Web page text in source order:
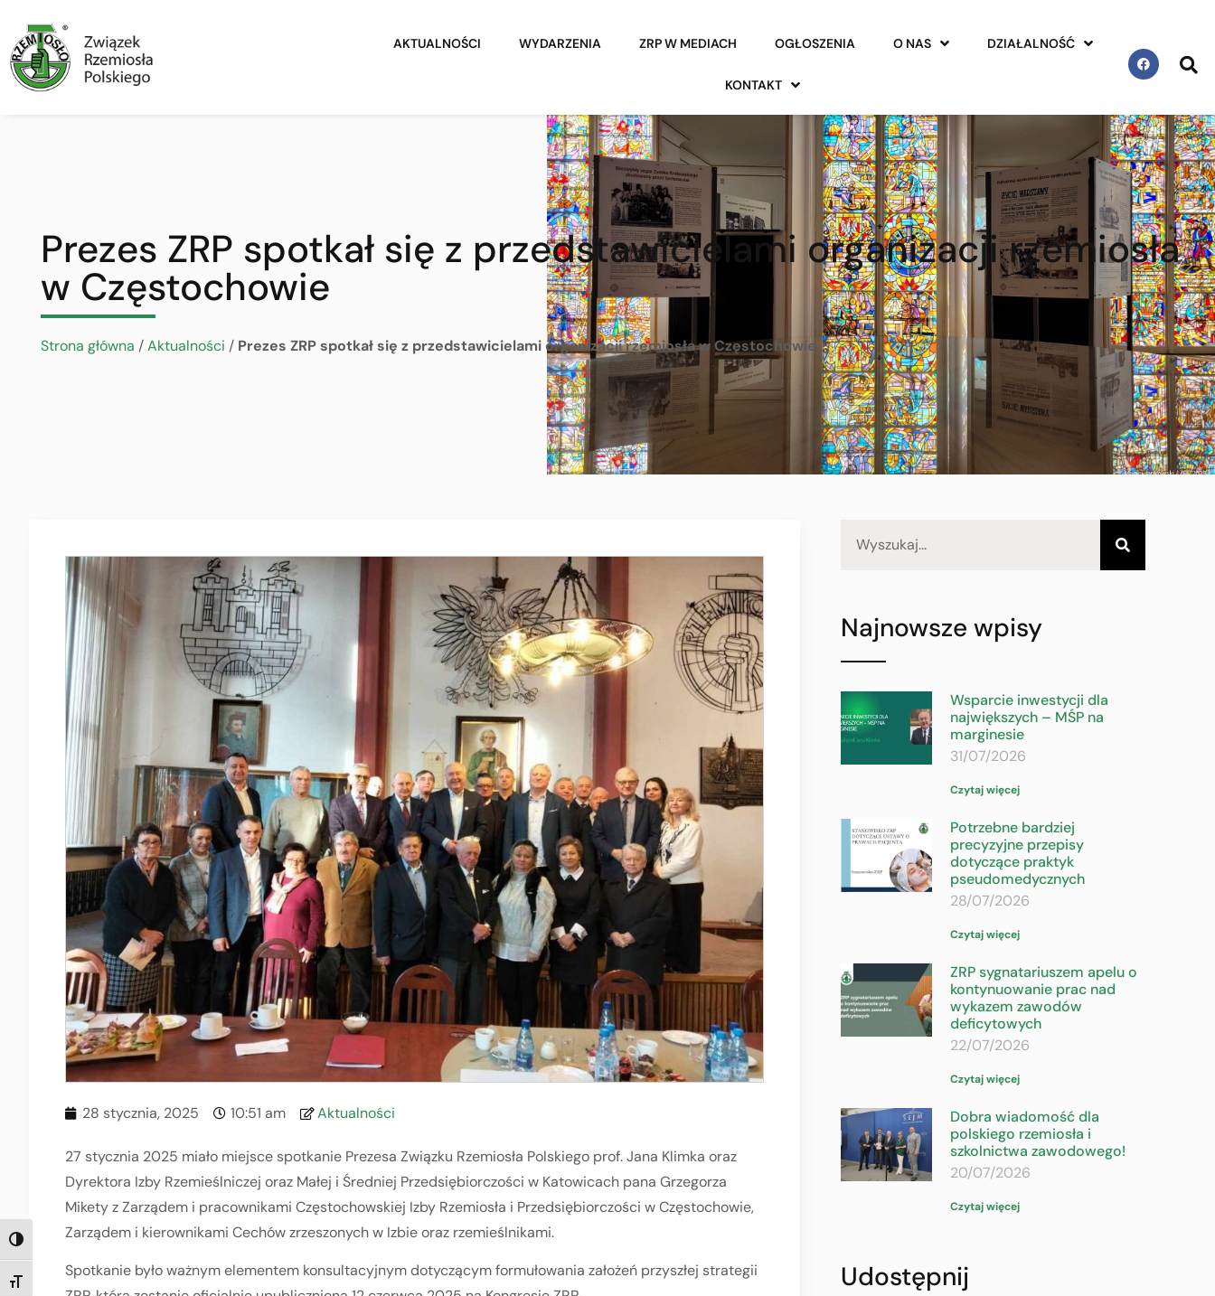
TOGGLE HIGH CONTRAST
TOGGLE FONT SIZE
AKTUALNOŚCI WYDARZENIA ZRP W MEDIACH OGŁOSZENIA O NAS DZIAŁALNOŚĆ
KONTAKT
Prezes ZRP spotkał się z przedstawicielami organizacji rzemiosła
w Częstochowie
Strona główna /Aktualności / Prezes ZRP spotkał się z przedstawicielami organizacji rzemiosła w Częstochowie
28 stycznia, 2025 10:51 am Aktualności
27 stycznia 2025 miało miejsce spotkanie Prezesa Związku Rzemiosła Polskiego prof. Jana Klimka oraz
Dyrektora Izby Rzemieślniczej oraz Małej i Średniej Przedsiębiorczości w Katowicach pana Grzegorza
Mikety z Zarządem i pracownikami Częstochowskiej Izby Rzemiosła i Przedsiębiorczości w Częstochowie,
Zarządem i kierownikami Cechów zrzeszonych w Izbie oraz rzemieślnikami.
Spotkanie było ważnym elementem konsultacyjnym dotyczącym formułowania założeń przyszłej strategii
Najnowsze wpisy
Wsparcie inwestycji dla
największych – MŚP na
marginesie
31/07/2026
Czytaj więcej
Potrzebne bardziej
precyzyjne przepisy
dotyczące praktyk
pseudomedycznych
28/07/2026
Czytaj więcej
ZRP sygnatariuszem apelu o
kontynuowanie prac nad
wykazem zawodów
deficytowych
22/07/2026
Czytaj więcej
Dobra wiadomość dla
polskiego rzemiosła i
szkolnictwa zawodowego!
20/07/2026
Czytaj więcej
Udostępnij